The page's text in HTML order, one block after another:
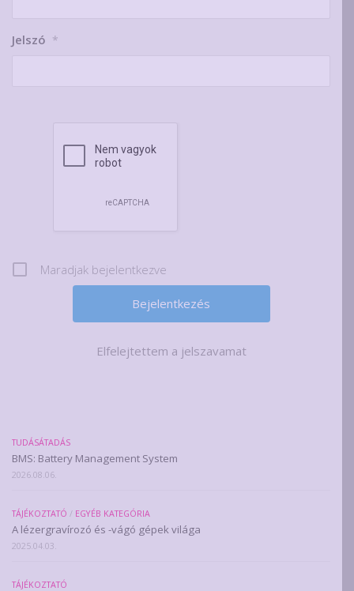
Jelszó *
Maradjak bejelentkezve
Elfelejtettem a jelszavamat
TUDÁSÁTADÁS
BMS: Battery Management System
2026.08.06.
TÁJÉKOZTATÓ / EGYÉB KATEGÓRIA
A lézergravírozó és -vágó gépek világa
2025.04.03.
TÁJÉKOZTATÓ